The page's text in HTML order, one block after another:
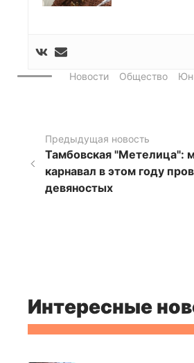
Новости Общество
Предыдущая новость
Тамбовская "Метелица":
карнавал в этом году
девяностых
Интересные